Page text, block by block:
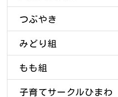
つぶやき
みどり組
もも組
子育てサークルひまわ